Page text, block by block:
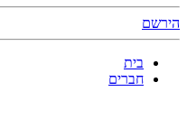
הירשם
בית
חברים